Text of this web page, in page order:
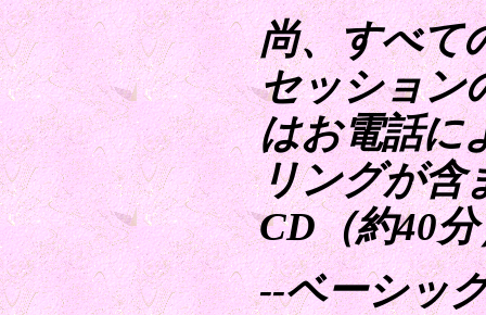
尚、すべて
セッション
はお電話に
リングが含
CD（約40
--ベーシッ